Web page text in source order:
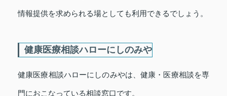
情報提供を求められる場としても利用できるでしょう。
健康医療相談ハローにしのみや
健康医療相談ハローにしのみやは、健康・医療相談を専
門におこなっている相談窓口です。